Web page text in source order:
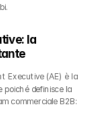
la
Executive (AE) è la
definisce la
commerciale B2B: